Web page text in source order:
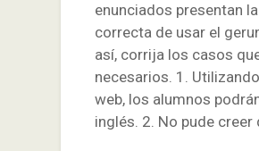
enunciados presentan
correcta de usar el
así, corrija los casos
necesarios. 1.
web, los alumnos
inglés. 2. No pude creer